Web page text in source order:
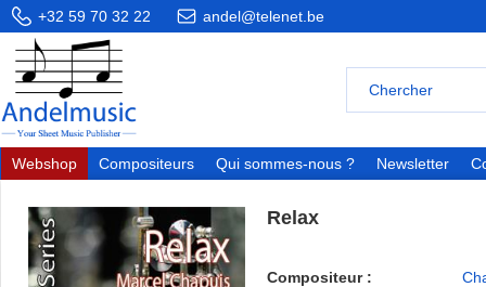
+32 59 70 32 22 andel@telenet.be
Webshop Compositeurs Qui sommes-nous ? Newsletter
Relax
Compositeur :